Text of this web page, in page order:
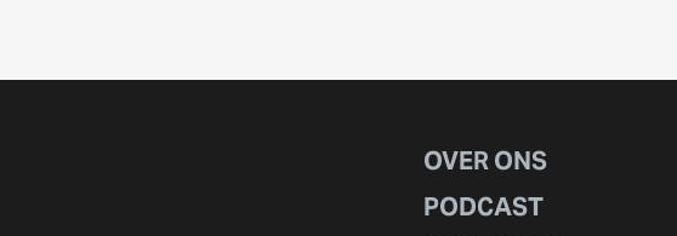
OVER ONS
PODCAST